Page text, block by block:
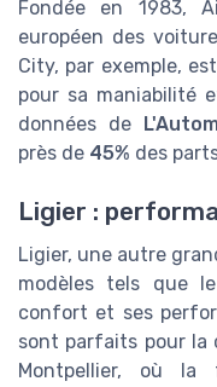
Fondée en 1983,
européen des
City, par exemple,
pour sa maniabilité
données de
près de 45% des
Ligier :
Ligier, une autre
modèles tels que
confort et ses
sont parfaits pour la
Montpellier, où la